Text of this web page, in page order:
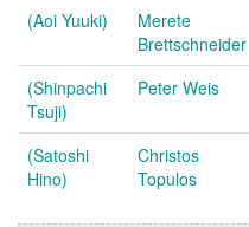
(Aoi Yuuki)
Merete
Brettschneider
(Shinpachi
Tsuji)
Peter Weis
(Satoshi
Hino)
Christos
Topulos